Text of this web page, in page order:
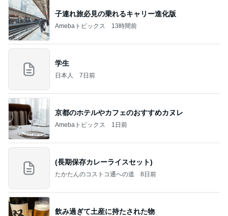
子連れ旅必見の乗れるキャリー進化版
Amebaトピックス 13時間前
学生
日本人 7日前
京都のホテルやカフェのおすすめカヌレ
Amebaトピックス 1日前
(長期保存カレーライスセット)
たかたんのコストコ通への道 8日前
飲み過ぎて土産に持たされた物